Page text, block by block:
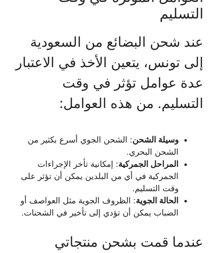
التسليم
عند شحن البضائع من السعودية
إلى تونس، يتعين الأخذ في الاعتبار
عدة عوامل تؤثر في وقت
التسليم. من هذه العوامل:
وسيلة الشحن: الشحن الجوي أسرع بكثير من
الشحن البحري.
المراحل الجمركية: إمكانية تأخر الإجراءات
الجمركية في أي من البلدين يمكن أن تؤثر على
وقت التسليم.
الحالة الجوية: الظروف الجوية مثل العواصف أو
الضباب يمكن أن تؤدي إلى تأخير في الشحنات.
عندما قمت بشحن منتجاتي